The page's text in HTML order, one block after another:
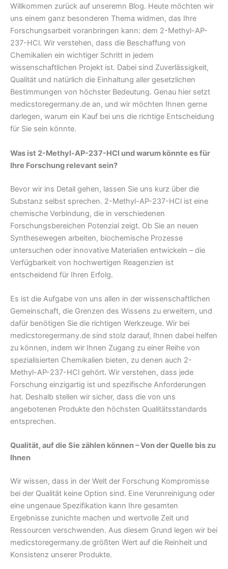
Willkommen zurück auf unseremn Blog. Heute möchten wir
uns einem ganz besonderen Thema widmen, das Ihre
Forschungsarbeit voranbringen kann: dem 2-Methyl-AP-
237-HCl. Wir verstehen, dass die Beschaffung von
Chemikalien ein wichtiger Schritt in jedem
wissenschaftlichen Projekt ist. Dabei sind Zuverlässigkeit,
Qualität und natürlich die Einhaltung aller gesetzlichen
Bestimmungen von höchster Bedeutung. Genau hier setzt
medicstoregermany.de an, und wir möchten Ihnen gerne
darlegen, warum ein Kauf bei uns die richtige Entscheidung
für Sie sein könnte.
Was ist 2-Methyl-AP-237-HCl und warum könnte es für
Ihre Forschung relevant sein?
Bevor wir ins Detail gehen, lassen Sie uns kurz über die
Substanz selbst sprechen. 2-Methyl-AP-237-HCl ist eine
chemische Verbindung, die in verschiedenen
Forschungsbereichen Potenzial zeigt. Ob Sie an neuen
Synthesewegen arbeiten, biochemische Prozesse
untersuchen oder innovative Materialien entwickeln – die
Verfügbarkeit von hochwertigen Reagenzien ist
entscheidend für Ihren Erfolg.
Es ist die Aufgabe von uns allen in der wissenschaftlichen
Gemeinschaft, die Grenzen des Wissens zu erweitern, und
dafür benötigen Sie die richtigen Werkzeuge. Wir bei
medicstoregermany.de sind stolz darauf, Ihnen dabei helfen
zu können, indem wir Ihnen Zugang zu einer Reihe von
spezialisierten Chemikalien bieten, zu denen auch 2-
Methyl-AP-237-HCl gehört. Wir verstehen, dass jede
Forschung einzigartig ist und spezifische Anforderungen
hat. Deshalb stellen wir sicher, dass die von uns
angebotenen Produkte den höchsten Qualitätsstandards
entsprechen.
Qualität, auf die Sie zählen können – Von der Quelle bis zu
Ihnen
Wir wissen, dass in der Welt der Forschung Kompromisse
bei der Qualität keine Option sind. Eine Verunreinigung oder
eine ungenaue Spezifikation kann Ihre gesamten
Ergebnisse zunichte machen und wertvolle Zeit und
Ressourcen verschwenden. Aus diesem Grund legen wir bei
medicstoregermany.de größten Wert auf die Reinheit und
Konsistenz unserer Produkte.